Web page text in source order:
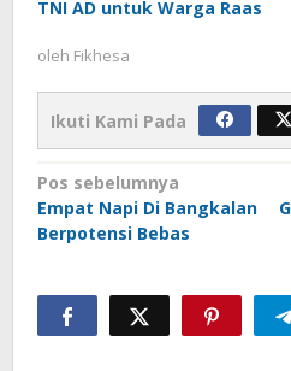
TNI AD untuk Warga Raas
oleh Fikhesa
Ikuti Kami Pada
Navigasi
pos
Pos sebelumnya
Empat Napi Di Bangkalan
Berpotensi Bebas